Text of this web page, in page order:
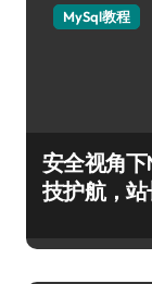
MySql教程
安全视角
技护航，